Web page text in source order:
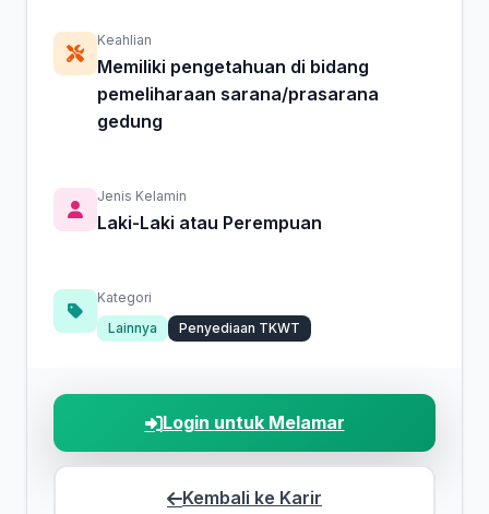
Keahlian
Memiliki pengetahuan di bidang
pemeliharaan sarana/prasarana
gedung
Jenis Kelamin
Laki-Laki atau Perempuan
Kategori
Lainnya
Penyediaan TKWT
Login untuk Melamar
Kembali ke Karir